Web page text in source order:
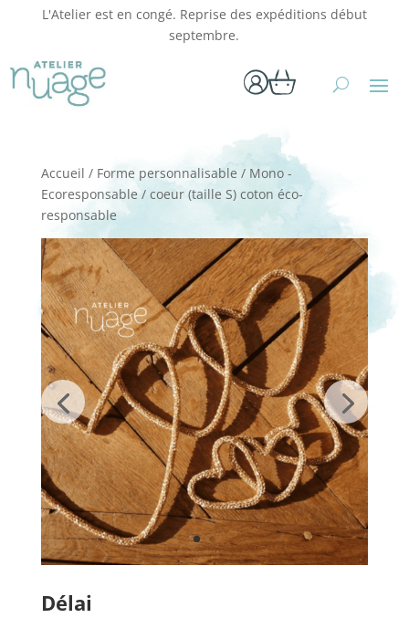
L'Atelier est en congé. Reprise des expéditions début
septembre.
Accueil / Forme personnalisable / Mono -
Ecoresponsable/ coeur (taille S) coton éco-
responsable
Délai